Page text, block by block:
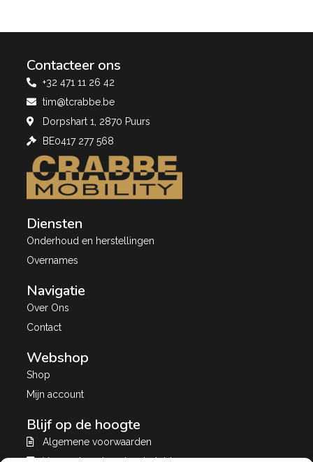
Contacteer ons
+32 471 11 26 42
tim@tcrabbe.be
Dorpshart 1, 2870 Puurs
BE0417 277 568
Diensten
Onderhoud en herstellingen
Overnames
Navigatie
Over Ons
Contact
Webshop
Shop
Mijn account
Blijf op de hoogte
Algemene voorwaarden